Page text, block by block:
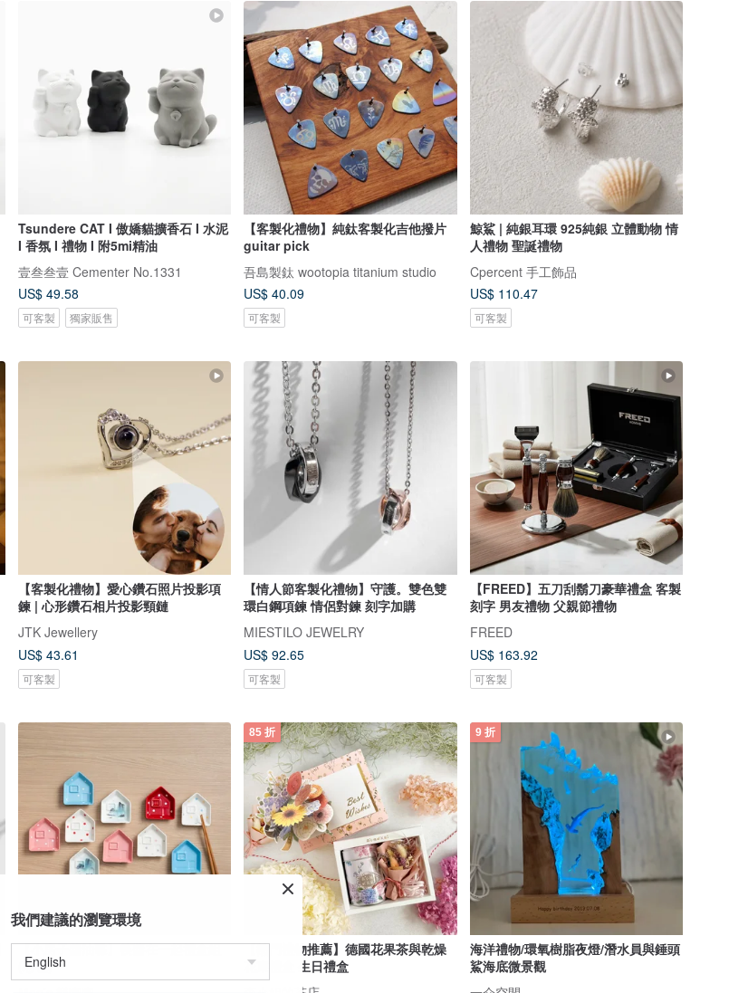
Tsundere CAT I 傲嬌貓擴香石 I 水泥
I 香氛 I 禮物 I 附5mi精油
壹叁叁壹 Cementer No.1331
US$ 49.58
可客製 獨家販售
【客製化禮物】純鈦客製化吉他撥片
guitar pick
吾島製鈦 wootopia titanium studio
US$ 40.09
可客製
鯨鯊 | 純銀耳環 925純銀 立體動物 情
人禮物 聖誕禮物
Cpercent 手工飾品
US$ 110.47
可客製
【客製化禮物】愛心鑽石照片投影項
鍊 | 心形鑽石相片投影頸鏈
JTK Jewellery
US$ 43.61
可客製
【情人節客製化禮物】守護。雙色雙
環白鋼項鍊 情侶對鍊 刻字加購
MIESTILO JEWELRY
US$ 92.65
可客製
【FREED】五刀刮鬍刀豪華禮盒 客製
刻字 男友禮物 父親節禮物
FREED
US$ 163.92
可客製
【小房子醬油碟】筷醬在一起禮盒組
(彩色)
85 折
【熱門禮物推薦】德國花果茶與乾燥
花束禮盒 生日禮盒
9 折
海洋禮物/環氧樹脂夜燈/潛水員與錘頭
鯊海底微景觀
我們建議的瀏覽環境